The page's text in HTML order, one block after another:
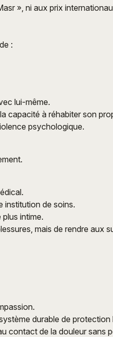
», ni aux prix
:
lui-même.
capacité à réhabiter son
psychologique.
institution de soins.
intime.
mais de rendre aux
durable de protection
contact de la douleur sans